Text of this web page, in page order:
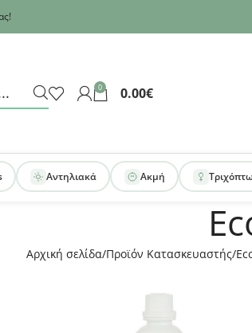
0 0.00€
Αντηλιακά Ακμή
Αρχική σελίδα Προϊόν Κατασκευαστής